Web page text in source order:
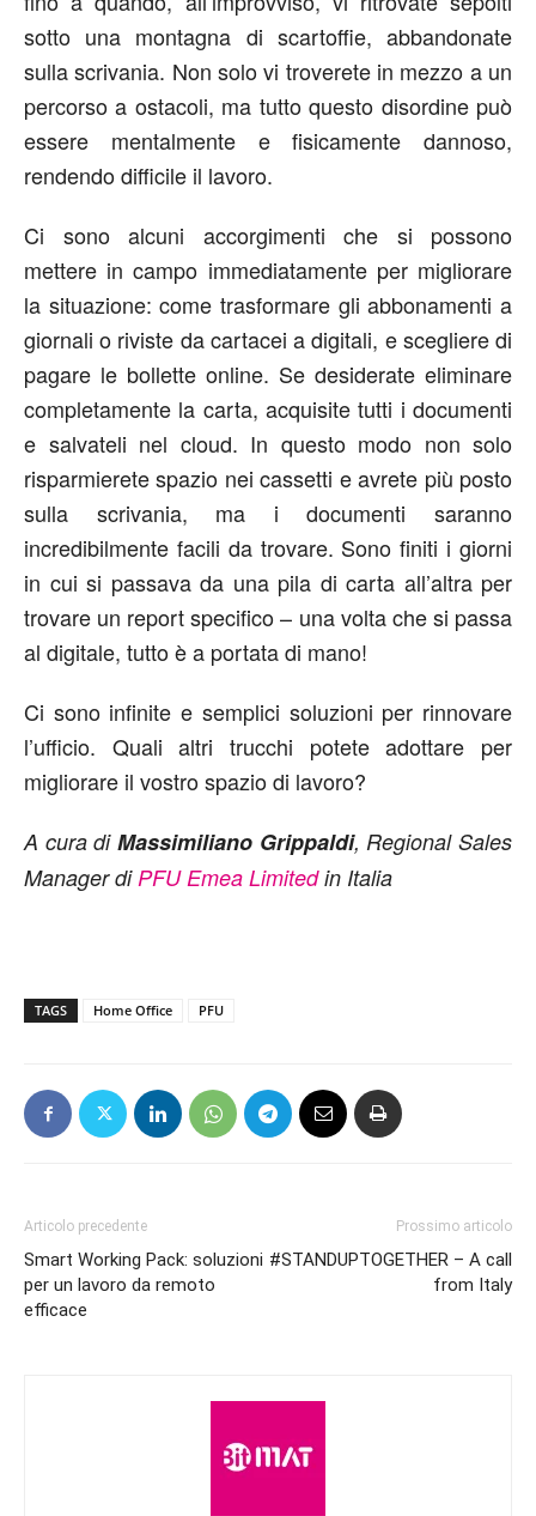
sotto una montagna di scartoffie, abbandonate
sulla scrivania. Non solo vi troverete in mezzo a un
percorso a ostacoli, ma tutto questo disordine può
essere mentalmente e fisicamente dannoso,
rendendo difficile il lavoro.
Ci sono alcuni accorgimenti che si possono
mettere in campo immediatamente per migliorare
la situazione: come trasformare gli abbonamenti a
giornali o riviste da cartacei a digitali, e scegliere di
pagare le bollette online. Se desiderate eliminare
completamente la carta, acquisite tutti i documenti
e salvateli nel cloud. In questo modo non solo
risparmierete spazio nei cassetti e avrete più posto
sulla scrivania, ma i documenti saranno
incredibilmente facili da trovare. Sono finiti i giorni
in cui si passava da una pila di carta all’altra per
trovare un report specifico – una volta che si passa
al digitale, tutto è a portata di mano!
Ci sono infinite e semplici soluzioni per rinnovare
l’ufficio. Quali altri trucchi potete adottare per
migliorare il vostro spazio di lavoro?
A cura di Massimiliano Grippaldi, Regional Sales
Manager diPFU Emea Limitedin Italia
TAGS Home Office PFU
Articolo precedente
Smart Working Pack: soluzioni
per un lavoro da remoto
efficace
Prossimo articolo
#STANDUPTOGETHER – A call
from Italy